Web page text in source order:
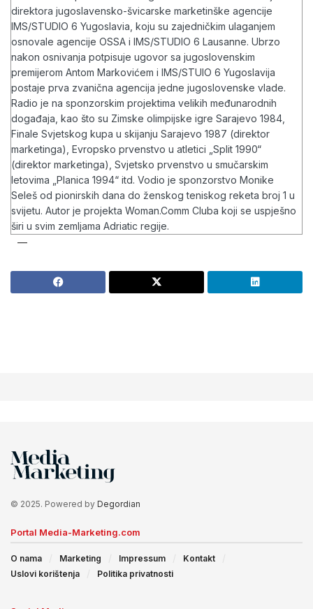
direktora jugoslavensko-švicarske marketinške agencije
IMS/STUDIO 6 Yugoslavia, koju su zajedničkim ulaganjem
osnovale agencije OSSA i IMS/STUDIO 6 Lausanne. Ubrzo
nakon osnivanja potpisuje ugovor sa jugoslovenskim
premijerom Antom Markovićem i IMS/STUIO 6 Yugoslavija
postaje prva zvanična agencija jedne jugoslovenske vlade.
Radio je na sponzorskim projektima velikih međunarodnih
događaja, kao što su Zimske olimpijske igre Sarajevo 1984,
Finale Svjetskog kupa u skijanju Sarajevo 1987 (direktor
marketinga), Evropsko prvenstvo u atletici „Split 1990“
(direktor marketinga), Svjetsko prvenstvo u smučarskim
letovima „Planica 1994“ itd. Vodio je sponzorstvo Monike
Seleš od pionirskih dana do ženskog teniskog reketa broj 1 u
svijetu. Autor je projekta Woman.Comm Cluba koji se uspješno
širi u svim zemljama Adriatic regije.
© 2025. Powered by Degordian
Portal Media-Marketing.com
O nama Marketing Impressum
Kontakt
Uslovi korištenja
Politika privatnosti